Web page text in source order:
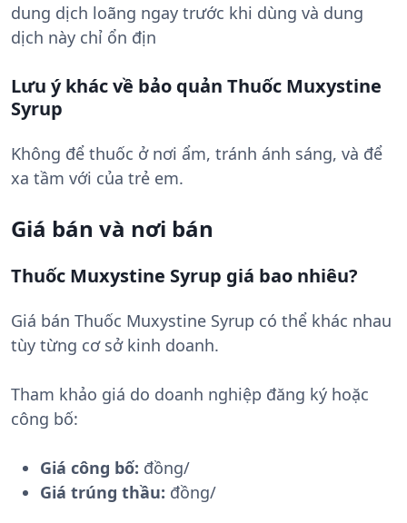
dung dịch loãng ngay trước khi dùng và dung
dịch này chỉ ổn địn
Lưu ý khác về bảo quản Thuốc Muxystine
Syrup
Không để thuốc ở nơi ẩm, tránh ánh sáng, và để
xa tầm với của trẻ em.
Giá bán và nơi bán
Thuốc Muxystine Syrup giá bao nhiêu?
Giá bán Thuốc Muxystine Syrup có thể khác nhau
tùy từng cơ sở kinh doanh.
Tham khảo giá do doanh nghiệp đăng ký hoặc
công bố:
Giá công bố: đồng/
Giá trúng thầu: đồng/